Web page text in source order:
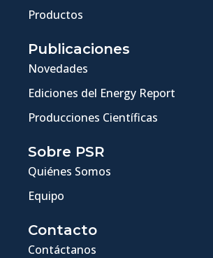
Productos
Publicaciones
Novedades
Ediciones del Energy Report
Producciones Científicas
Sobre PSR
Quiénes Somos
Equipo
Contacto
Contáctanos